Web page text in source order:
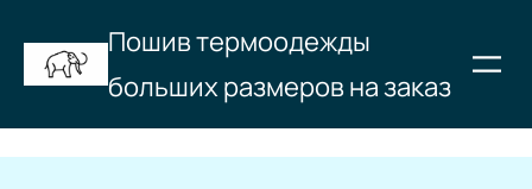
содержимому
Пошив термоодежды
больших размеров на заказ